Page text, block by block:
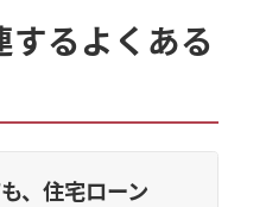
するよくある
、住宅ローン